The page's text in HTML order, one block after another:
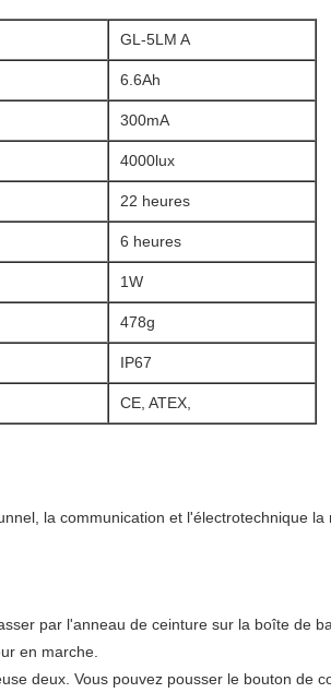
GL-5LM A
6.6Ah
300mA
4000lux
22 heures
6 heures
1W
478g
IP67
CE, ATEX,
la communication et l'électrotechnique
par l'anneau de ceinture sur la boîte de
en marche.
deux. Vous pouvez pousser le bouton de